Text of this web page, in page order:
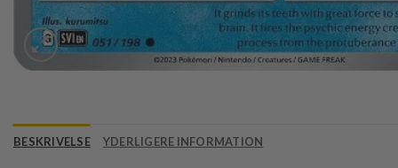
BESKRIVELSE YDERLIGERE INFORMATION